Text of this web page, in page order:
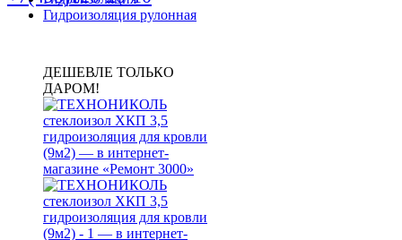
Гидроизоляция рулонная
ДЕШЕВЛЕ ТОЛЬКО
ДАРОМ!